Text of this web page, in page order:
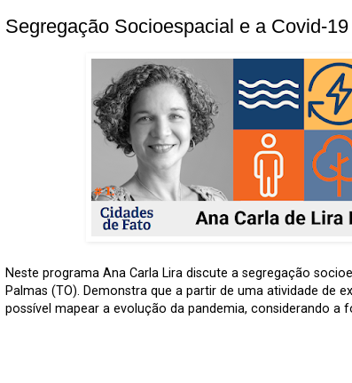
Segregação Socioespacial e a Covid-
Neste programa Ana Carla Lira discute a segregação
Palmas (TO). Demonstra que a partir de uma atividade de
possível mapear a evolução da pandemia, considerando a